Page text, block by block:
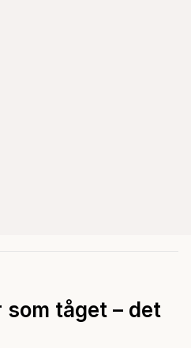
som tåget – det